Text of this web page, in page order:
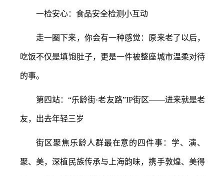
一检安心：食品安全检测小互动
走一圈下来，你会有一种感觉：原来老了以后，
吃饭不仅是填饱肚子，更是一件被整座城市温柔对待
的事。
第四站：“乐龄街·老友路”IP街区——进来就是老
友，出去年轻三岁
街区聚焦乐龄人群最在意的四件事：学、演、
聚、美，深植民族传承与上海韵味，携手敦煌、美得